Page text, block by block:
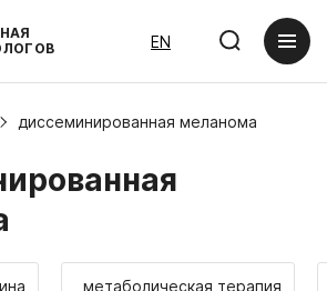
EN
диссеминированная меланома
, метаболическая терапия